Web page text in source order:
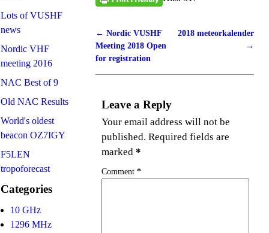
Lots of VUSHF
news
Nordic VHF
meeting 2016
NAC Best of 9
Old NAC Results
World's oldest
beacon OZ7IGY
F5LEN
tropoforecast
Categories
10 GHz
1296 MHz
Post navigation
← Nordic VUSHF
Meeting 2018 Open
for registration
2018 meteorkalender
→
Leave a Reply
Your email address will not be
published. Required fields are
marked*
Comment*